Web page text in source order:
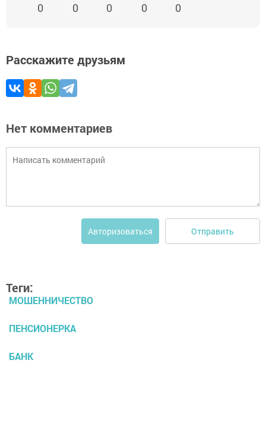
0 0 0 0 0
Расскажите друзьям
Нет комментариев
Авторизоваться Отправить
Теги:
МОШЕННИЧЕСТВО
ПЕНСИОНЕРКА
БАНК